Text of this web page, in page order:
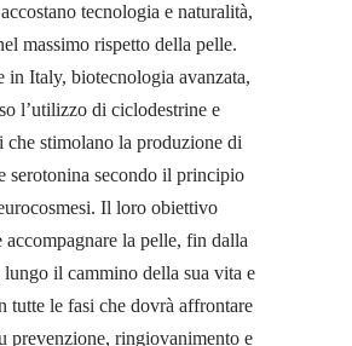
tecnologia e naturalità,
massimo rispetto della pelle.
in Italy, biotecnologia avanzata,
l’utilizzo di ciclodestrine e
che stimolano la produzione di
serotonina secondo il principio
Il loro obiettivo
accompagnare la pelle, fin dalla
lungo il cammino della sua vita e
tutte le fasi che dovrà affrontare
prevenzione, ringiovanimento e